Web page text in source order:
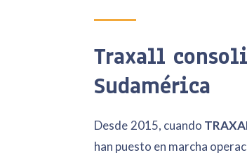
Traxall
Sudamérica
Desde 2015, cuando
han puesto en marcha